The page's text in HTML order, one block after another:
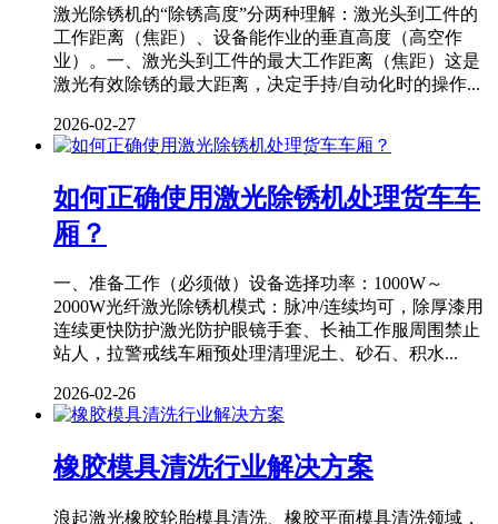
激光除锈机的“除锈高度”分两种理解：激光头到工件的
工作距离（焦距）、设备能作业的垂直高度（高空作
业）。一、激光头到工件的最大工作距离（焦距）这是
激光有效除锈的最大距离，决定手持/自动化时的操作...
2026-02-27
如何正确使用激光除锈机处理货车车
厢？
一、准备工作（必须做）设备选择功率：1000W～
2000W光纤激光除锈机模式：脉冲/连续均可，除厚漆用
连续更快防护激光防护眼镜手套、长袖工作服周围禁止
站人，拉警戒线车厢预处理清理泥土、砂石、积水...
2026-02-26
橡胶模具清洗行业解决方案
浪起激光橡胶轮胎模具清洗、橡胶平面模具清洗领域，